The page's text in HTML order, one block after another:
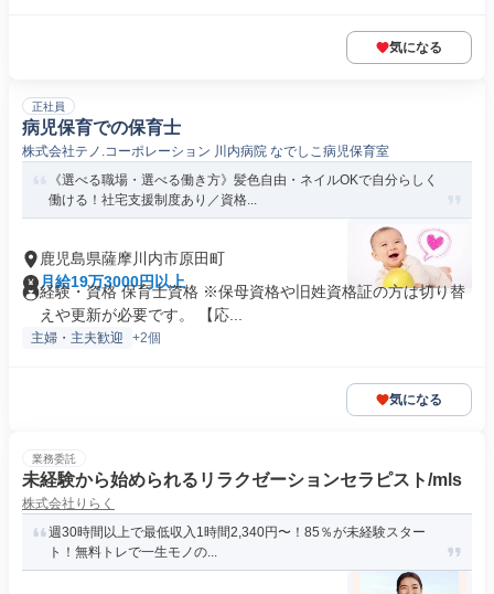
気になる
正社員
病児保育での保育士
株式会社テノ.コーポレーション 川内病院 なでしこ病児保育室
《選べる職場・選べる働き方》髪色自由・ネイルOKで自分らしく
働ける！社宅支援制度あり／資格...
鹿児島県薩摩川内市原田町
月給19万3000円以上
経験・資格 保育士資格 ※保母資格や旧姓資格証の方は切り替
えや更新が必要です。 【応...
主婦・主夫歓迎 +2個
気になる
業務委託
未経験から始められるリラクゼーションセラピスト/mls
株式会社りらく
週30時間以上で最低収入1時間2,340円〜！85％が未経験スター
ト！無料トレで一生モノの...